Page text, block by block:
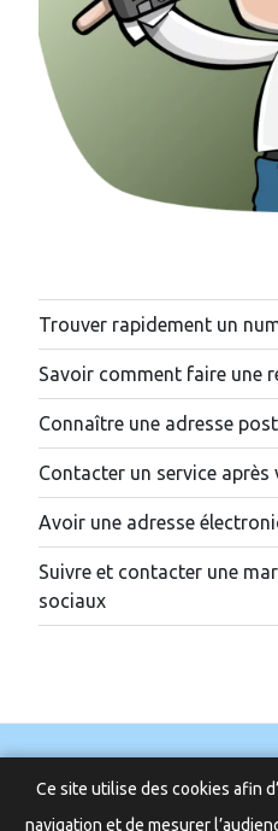
Trouver rapidement un
Savoir comment faire une
Connaître une adresse
Contacter un service après
Avoir une adresse
Suivre et contacter une
sociaux
Ce site utilise des cookies afin
navigation et de mesurer